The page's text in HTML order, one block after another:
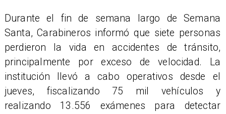
Durante el fin de semana largo de Semana
Santa, Carabineros informó que siete personas
perdieron la vida en accidentes de tránsito,
principalmente por exceso de velocidad. La
institución llevó a cabo operativos desde el
jueves, fiscalizando 75 mil vehículos y
realizando 13.556 exámenes para detectar